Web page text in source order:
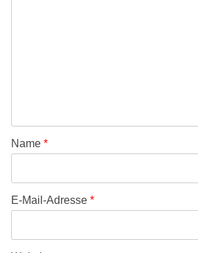
Name *
E-Mail-Adresse *